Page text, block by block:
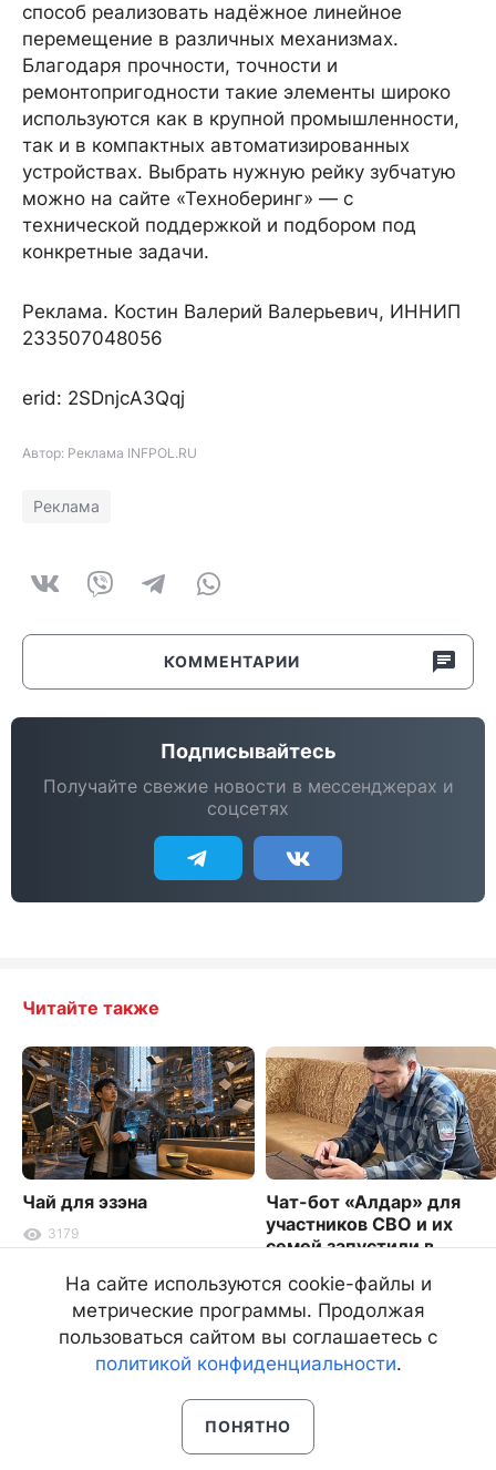
способ реализовать надёжное линейное
перемещение в различных механизмах.
Благодаря прочности, точности и
ремонтопригодности такие элементы широко
используются как в крупной промышленности,
так и в компактных автоматизированных
устройствах. Выбрать нужную рейку зубчатую
можно на сайте «Техноберинг» — с
технической поддержкой и подбором под
конкретные задачи.
Реклама. Костин Валерий Валерьевич, ИННИП
233507048056
erid: 2SDnjcA3Qqj
Автор: Реклама INFPOL.RU
Реклама
КОММЕНТАРИИ
Подписывайтесь
Получайте свежие новости в мессенджерах и
соцсетях
Читайте также
Чай для эзэна
3179
Чат-бот «Алдар» для
участников СВО и их
семей запустили в
8731
На сайте используются cookie-файлы и
метрические программы. Продолжая
пользоваться сайтом вы соглашаетесь с
политикой конфиденциальности.
ПОНЯТНО